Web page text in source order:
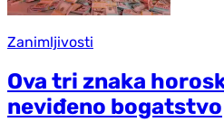
Zanimljivosti
Ova tri znaka
neviđeno bogatstvo